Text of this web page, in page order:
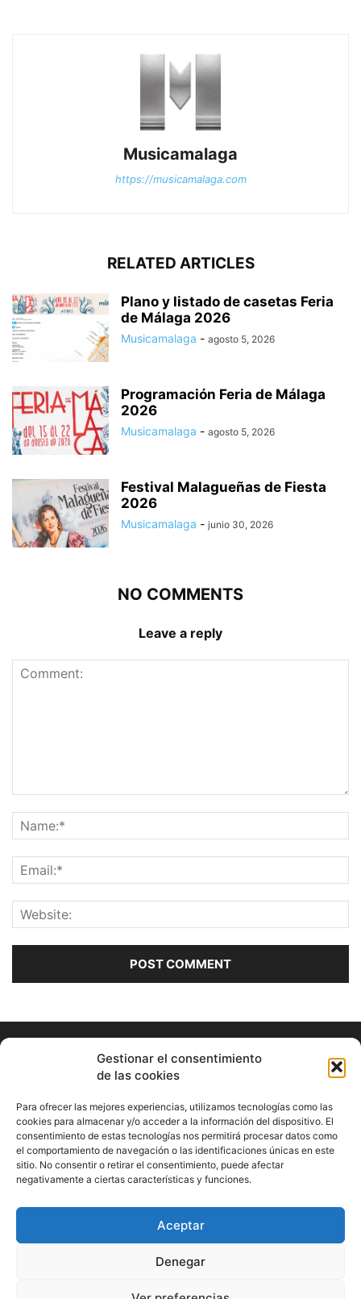
Gestionar el consentimiento
de las cookies
Para ofrecer las mejores experiencias, utilizamos tecnologías como las
cookies para almacenar y/o acceder a la información del dispositivo. El
consentimiento de estas tecnologías nos permitirá procesar datos como
el comportamiento de navegación o las identificaciones únicas en este
sitio. No consentir o retirar el consentimiento, puede afectar
negativamente a ciertas características y funciones.
Aceptar
Denegar
Musicamalaga
https://musicamalaga.com
RELATED ARTICLES
Plano y listado de casetas Feria
de Málaga 2026
Musicamalaga - agosto 5, 2026
Programación Feria de Málaga
2026
Musicamalaga - agosto 5, 2026
Festival Malagueñas de Fiesta
2026
Musicamalaga - junio 30, 2026
NO COMMENTS
Leave a reply
ABOUT US
Información Cultural de Málaga y otros de interés general
Contact us:musicamalaga55@gmail.com
FOLLOW US